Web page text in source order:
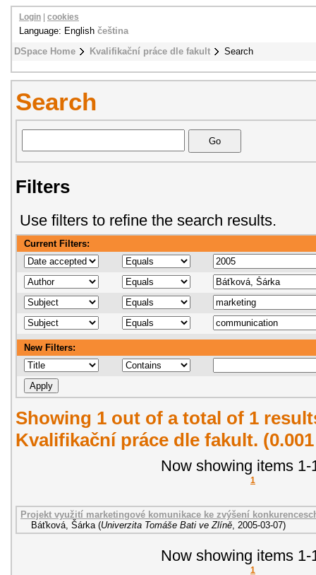
DSpace Home Kvalifikační práce dle fakult Search
Login cookies
Language: English čeština
Search
Filters
Use filters to refine the search results.
Current Filters:
New Filters:
Showing 1 out of a total of 1
Kvalifikační práce dle fakult.
Now showing items 1-
1
Projekt využití marketingové komunikace ke zvýšení
Báťková, Šárka (Univerzita Tomáše Bati ve Zlíně 2005-03-07)
Now showing items 1-
1